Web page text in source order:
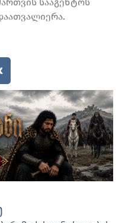
სააგენტოს